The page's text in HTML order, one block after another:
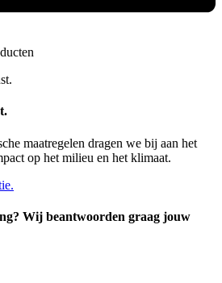
maatregelen dragen we bij aan het
op het milieu en het klimaat.
Wij beantwoorden graag jouw